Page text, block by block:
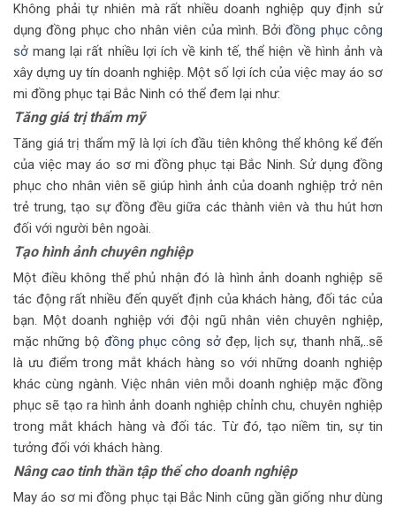
Không phải tự nhiên mà rất nhiều doanh nghiệp quy định sử
dụng đồng phục cho nhân viên của mình. Bởiđồng phục công
sở mang lại rất nhiều lợi ích về kinh tế, thể hiện về hình ảnh và
xây dựng uy tín doanh nghiệp. Một số lợi ích của việc may áo sơ
mi đồng phục tại Bắc Ninh có thể đem lại như:
Tăng giá trị thẩm mỹ
Tăng giá trị thẩm mỹ là lợi ích đầu tiên không thể không kể đến
của việc may áo sơ mi đồng phục tại Bắc Ninh. Sử dụng đồng
phục cho nhân viên sẽ giúp hình ảnh của doanh nghiệp trở nên
trẻ trung, tạo sự đồng đều giữa các thành viên và thu hút hơn
đối với người bên ngoài.
Tạo hình ảnh chuyên nghiệp
Một điều không thể phủ nhận đó là hình ảnh doanh nghiệp sẽ
tác động rất nhiều đến quyết định của khách hàng, đối tác của
bạn. Một doanh nghiệp với đội ngũ nhân viên chuyên nghiệp,
mặc những bộ đồng phục công sởđẹp, lịch sự, thanh nhã,..sẽ
là ưu điểm trong mắt khách hàng so với những doanh nghiệp
khác cùng ngành. Việc nhân viên mỗi doanh nghiệp mặc đồng
phục sẽ tạo ra hình ảnh doanh nghiệp chỉnh chu, chuyên nghiệp
trong mắt khách hàng và đối tác. Từ đó, tạo niềm tin, sự tin
tưởng đối với khách hàng.
Nângcao tinh thần tập thể cho doanh nghiệp
May áo sơ mi đồng phục tại Bắc Ninh cũng gần giống như dùng